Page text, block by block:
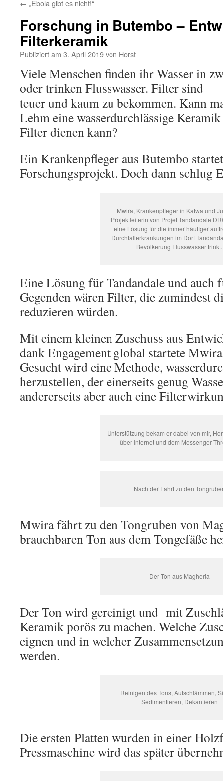
← „Ebola gibt es nicht!“
Forschung in Butembo –
Filterkeramik
Publiziert am 3. April 2019von Horst
Viele Menschen finden ihr Wasser in
oder trinken Flusswasser. Filter sind
teuer und kaum zu bekommen. Kann
Lehm eine wasserdurchlässige
Filter dienen kann?
Ein Krankenpfleger aus Butembo
Forschungsprojekt. Doch dann schlug
Mwira, Krankenpfleger in Katwa und
Projektleiterin von Projet Tandandale
eine Lösung für die immer häufiger
Durchfallerkrankungen im Dorf
Bevölkerung Flusswasser trinkt.
Eine Lösung für Tandandale und auch
Gegenden wären Filter, die zumindest
reduzieren würden.
Mit einem kleinen Zuschuss aus
dank Engagement global startete
Gesucht wird eine Methode,
herzustellen, der einerseits genug
andererseits aber auch eine
Unterstützung bekam er dabei von mir,
über Internet und dem Messenger
Nach der Fahrt zu den
Mwira fährt zu den Tongruben von
brauchbaren Ton aus dem Tongefäße
Der Ton aus Magheria
Der Ton wird gereinigt und mit
Keramik porös zu machen. Welche
eignen und in welcher
werden.
Reinigen des Tons, Aufschlämmen,
Sedimentieren, Dekantieren
Die ersten Platten wurden in einer
Pressmaschine wird das später